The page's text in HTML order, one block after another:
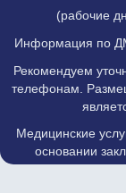
(рабочие
Информация по
Рекомендуем
телефонам.
Медицинские
основании